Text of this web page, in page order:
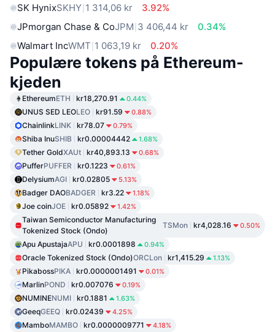
SK HynixSKHY 1 314,06 kr
3.92%
JPmorgan Chase & CoJPM 3 406,44 kr
0.34%
Walmart IncWMT 1 063,19 kr 0.20%
Populære tokens på Ethereum-
kjeden
EthereumETH kr18,270.91 0.44%
UNUS SED LEOLEO kr91.59 0.88%
ChainlinkLINK kr78.07 0.79%
Shiba InuSHIB kr0.00004442 1.68%
Tether GoldXAUt kr40,893.13 0.68%
PufferPUFFER kr0.1223 0.61%
DelysiumAGI kr0.02805 5.13%
Badger DAOBADGER kr3.22 1.18%
Joe coinJOE kr0.05892 1.42%
Taiwan Semiconductor Manufacturing
Tokenized Stock (Ondo)
TSMon kr4,028.16 0.50%
Apu ApustajaAPU kr0.0001898 0.94%
Oracle Tokenized Stock (Ondo)ORCLon kr1,415.29 1.13%
PikabossPIKA kr0.0000001491 0.01%
MarlinPOND kr0.007076 0.19%
NUMINENUMI kr0.1881 1.63%
GeeqGEEQ kr0.02439 4.25%
MamboMAMBO kr0.0000009771 4.18%